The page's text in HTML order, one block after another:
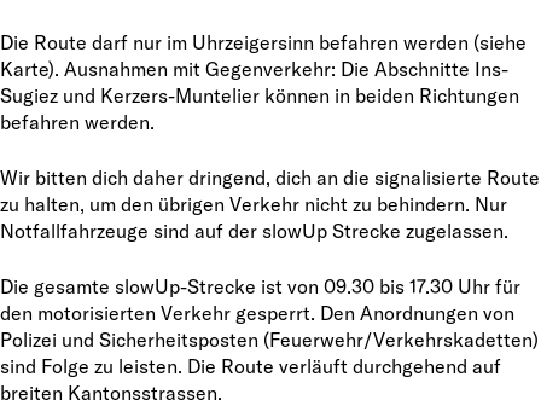
Die Route darf nur im Uhrzeigersinn befahren werden (siehe
Karte). Ausnahmen mit Gegenverkehr: Die Abschnitte Ins-
Sugiez und Kerzers-Muntelier können in beiden Richtungen
befahren werden.
Wir bitten dich daher dringend, dich an die signalisierte Route
zu halten, um den übrigen Verkehr nicht zu behindern. Nur
Notfallfahrzeuge sind auf der slowUp Strecke zugelassen.
Die gesamte slowUp-Strecke ist von 09.30 bis 17.30 Uhr für
den motorisierten Verkehr gesperrt. Den Anordnungen von
Polizei und Sicherheitsposten (Feuerwehr/Verkehrskadetten)
sind Folge zu leisten. Die Route verläuft durchgehend auf
breiten Kantonsstrassen.